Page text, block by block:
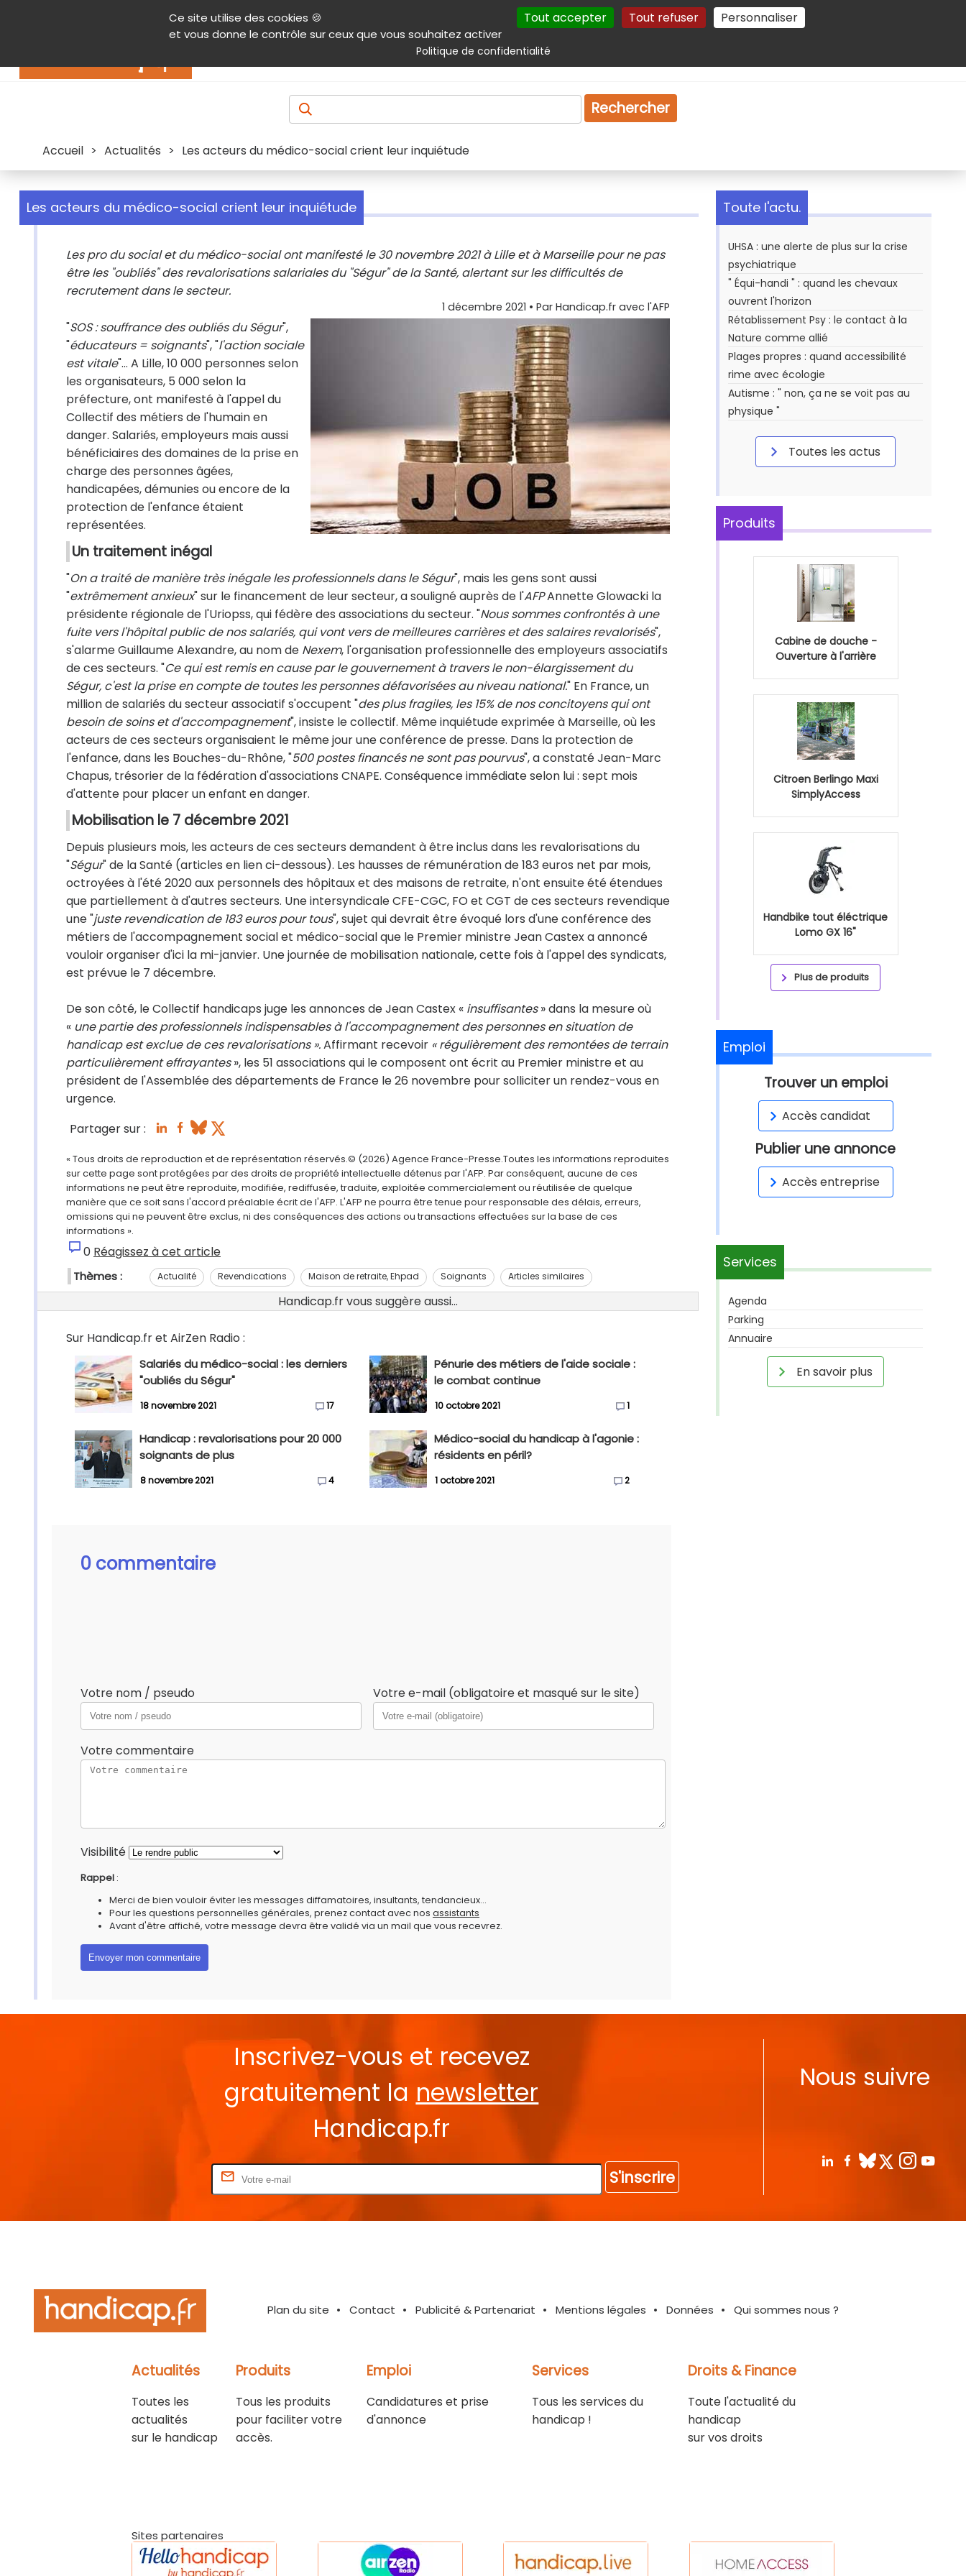
Ce site utilise des cookies 🍪
et vous donne le contrôle sur ceux que vous souhaitez activer
Tout accepter Tout refuser Personnaliser
Politique de confidentialité
Contenu Aide et accessibilité Menu principal Autres services Plan du site Gestion des cookies
Produits & services Emploi Droit
Rechercher
Accueil > Actualités > Les acteurs du médico-social crient leur inquiétude
Les acteurs du médico-social crient leur inquiétude
Les pro du social et du médico-social ont manifesté le 30 novembre 2021 à Lille et à Marseille pour ne pas
être les "oubliés" des revalorisations salariales du "Ségur" de la Santé, alertant sur les difficultés de
recrutement dans le secteur.
1 décembre 2021 • Par Handicap.fr avec l'AFP
"SOS : souffrance des oubliés du Ségur",
"éducateurs = soignants", "l'action sociale
est vitale"… A Lille, 10 000 personnes selon
les organisateurs, 5 000 selon la
préfecture, ont manifesté à l'appel du
Collectif des métiers de l'humain en
danger. Salariés, employeurs mais aussi
bénéficiaires des domaines de la prise en
charge des personnes âgées,
handicapées, démunies ou encore de la
protection de l'enfance étaient
représentées.
Un traitement inégal
"On a traité de manière très inégale les professionnels dans le Ségur", mais les gens sont aussi
"extrêmement anxieux" sur le financement de leur secteur, a souligné auprès de l'AFPAnnette Glowacki la
présidente régionale de l'Uriopss, qui fédère des associations du secteur. "Nous sommes confrontés à une
fuite vers l'hôpital public de nos salariés, qui vont vers de meilleures carrières et des salaires revalorisés",
s'alarme Guillaume Alexandre, au nom de Nexem, l'organisation professionnelle des employeurs associatifs
de ces secteurs. "Ce qui est remis en cause par le gouvernement à travers le non-élargissement du
Ségur, c'est la prise en compte de toutes les personnes défavorisées au niveau national." En France, un
million de salariés du secteur associatif s'occupent "des plus fragiles, les 15% de nos concitoyens qui ont
besoin de soins et d'accompagnement", insiste le collectif. Même inquiétude exprimée à Marseille, où les
acteurs de ces secteurs organisaient le même jour une conférence de presse. Dans la protection de
l'enfance, dans les Bouches-du-Rhône, "500 postes financés ne sont pas pourvus", a constaté Jean-Marc
Chapus, trésorier de la fédération d'associations CNAPE. Conséquence immédiate selon lui : sept mois
d'attente pour placer un enfant en danger.
Mobilisation le 7 décembre 2021
Depuis plusieurs mois, les acteurs de ces secteurs demandent à être inclus dans les revalorisations du
"Ségur" de la Santé (articles en lien ci-dessous). Les hausses de rémunération de 183 euros net par mois,
octroyées à l'été 2020 aux personnels des hôpitaux et des maisons de retraite, n'ont ensuite été étendues
que partiellement à d'autres secteurs. Une intersyndicale CFE-CGC, FO et CGT de ces secteurs revendique
une "juste revendication de 183 euros pour tous", sujet qui devrait être évoqué lors d'une conférence des
métiers de l'accompagnement social et médico-social que le Premier ministre Jean Castex a annoncé
vouloir organiser d'ici la mi-janvier. Une journée de mobilisation nationale, cette fois à l'appel des syndicats,
est prévue le 7 décembre.
De son côté, le Collectif handicaps juge les annonces de Jean Castex « insuffisantes» dans la mesure où
« une partie des professionnels indispensables à l'accompagnement des personnes en situation de
handicap est exclue de ces revalorisations ».Affirmant recevoir « régulièrement des remontées de terrain
particulièrement effrayantes», les 51 associations qui le composent ont écrit au Premier ministre et au
président de l'Assemblée des départements de France le 26 novembre pour solliciter un rendez-vous en
urgence.
Partager sur :
« Tous droits de reproduction et de représentation réservés.© (2026) Agence France-Presse.Toutes les informations reproduites
sur cette page sont protégées par des droits de propriété intellectuelle détenus par l'AFP. Par conséquent, aucune de ces
informations ne peut être reproduite, modifiée, rediffusée, traduite, exploitée commercialement ou réutilisée de quelque
manière que ce soit sans l'accord préalable écrit de l'AFP. L'AFP ne pourra être tenue pour responsable des délais, erreurs,
omissions qui ne peuvent être exclus, ni des conséquences des actions ou transactions effectuées sur la base de ces
informations ».
0 Réagissez à cet article
Thèmes : Actualité Revendications Maison de retraite, Ehpad Soignants Articles similaires
Handicap.fr vous suggère aussi...
Sur Handicap.fr et AirZen Radio :
Salariés du médico-social : les derniers
"oubliés du Ségur"
18 novembre 2021 17
Pénurie des métiers de l'aide sociale :
le combat continue
10 octobre 2021 1
Handicap : revalorisations pour 20 000
soignants de plus
8 novembre 2021 4
Médico-social du handicap à l'agonie :
résidents en péril?
1 octobre 2021 2
0 commentaire
Votre nom / pseudo Votre e-mail (obligatoire et masqué sur le site)
Votre commentaire
Visibilité
Rappel :
Merci de bien vouloir éviter les messages diffamatoires, insultants, tendancieux...
Pour les questions personnelles générales, prenez contact avec nos assistants
Avant d'être affiché, votre message devra être validé via un mail que vous recevrez.
Toute l'actu.
UHSA : une alerte de plus sur la crise
psychiatrique
" Équi-handi " : quand les chevaux
ouvrent l'horizon
Rétablissement Psy : le contact à la
Nature comme allié
Plages propres : quand accessibilité
rime avec écologie
Autisme : " non, ça ne se voit pas au
physique "
Toutes les actus
Produits
Cabine de douche -
Ouverture à l'arrière
Citroen Berlingo Maxi
SimplyAccess
Handbike tout éléctrique
Lomo GX 16"
Plus de produits
Emploi
Trouver un emploi
Accès candidat
Publier une annonce
Accès entreprise
Services
Agenda
Parking
Annuaire
En savoir plus
Inscrivez-vous et recevez
gratuitement la newsletter
Handicap.fr
S'inscrire
Nous suivre
Plan du site Contact Publicité & Partenariat Mentions légales Données Qui sommes nous ?
Actualités
Toutes les
actualités
sur le handicap
Produits
Tous les produits
pour faciliter votre
accès.
Emploi
Candidatures et prise
d'annonce
Services
Tous les services du
handicap !
Droits & Finance
Toute l'actualité du
handicap
sur vos droits
Sites partenaires